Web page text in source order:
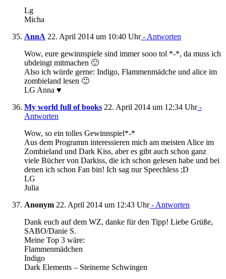
Lg
Micha
AnnA 22. April 2014 um 10:40 Uhr- Antworten
Wow, eure gewinnspiele sind immer sooo tol *-*, da muss ich
ubdeingt mitmachen 🙂
Also ich würde gerne: Indigo, Flammenmädche und alice im
zombieland lesen 🙂
LG Anna ♥
My world full of books 22. April 2014 um 12:34 Uhr-
Antworten
Wow, so ein tolles Gewinnspiel*-*
Aus dem Programm interessieren mich am meisten Alice im
Zombieland und Dark Kiss, aber es gibt auch schon ganz
viele Bücher von Darkiss, die ich schon gelesen habe und bei
denen ich schon Fan bin! Ich sag nur Speechless ;D
LG
Julia
Anonym 22. April 2014 um 12:43 Uhr- Antworten
Dank euch auf dem WZ, danke für den Tipp! Liebe Grüße,
SABO/Danie S.
Meine Top 3 wäre:
Flammenmädchen
Indigo
Dark Elements – Steinerne Schwingen